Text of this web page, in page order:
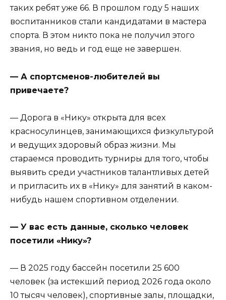
таких ребят уже 66. В прошлом году 5 наших
воспитанников стали кандидатами в мастера
спорта. В этом никто пока не получил этого
звания, но ведь и год еще не завершен.
— А спортсменов-любителей вы
привечаете?
— Дорога в «Нику» открыта для всех
красносулинцев, занимающихся физкультурой
и ведущих здоровый образ жизни. Мы
стараемся проводить турниры для того, чтобы
выявить среди участников талантливых детей
и пригласить их в «Нику» для занятий в каком-
нибудь нашем спортивном отделении.
— У вас есть данные, сколько человек
посетили «Нику»?
— В 2025 году бассейн посетили 25 600
человек (за истекший период 2026 года около
10 тысяч человек), спортивные залы, площадки,